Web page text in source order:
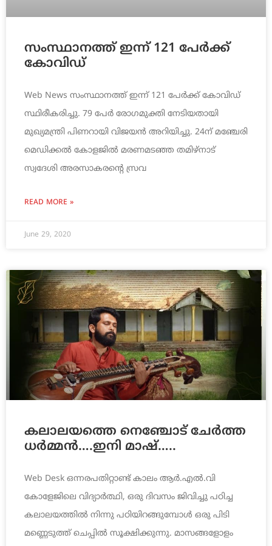
സംസ്ഥാനത്ത് ഇന്ന് 121 പേര്‍ക്ക്
കോവിഡ്
Web News സംസ്ഥാനത്ത് ഇന്ന് 121 പേർക്ക് കോവിഡ്
സ്ഥിരീകരിച്ചു. 79 പേർ രോഗമുക്തി നേടിയതായി
മുഖ്യമന്ത്രി പിണറായി വിജയൻ അറിയിച്ചു. 24ന് മഞ്ചേരി
മെഡിക്കൽ കോളജിൽ മരണമടഞ്ഞ തമിഴ്നാട്
സ്വദേശി അരസാകരന്റെ സ്രവ
READ MORE »
June 29, 2020
കലാലയത്തെ നെഞ്ചോട് ചേര്‍ത്ത
ധര്‍മ്മന്‍….ഇനി മാഷ്…..
Web Desk ഒന്നരപതിറ്റാണ്ട് കാലം ആര്‍.എല്‍.വി
കോളേജിലെ വിദ്യാര്‍ത്ഥി, ഒരു ദിവസം ജിവിച്ചു പഠിച്ച
കലാലയത്തില്‍ നിന്നു പഠിയിറങ്ങുമ്പോള്‍ ഒരു പിടി
മണ്ണെടുത്ത് ചെപ്പില്‍ സൂക്ഷിക്കുന്നു. മാസങ്ങളോളം